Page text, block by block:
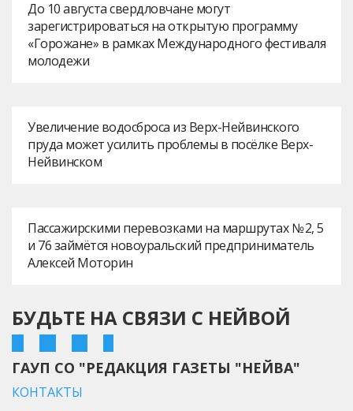
До 10 августа свердловчане могут
зарегистрироваться на открытую программу
«Горожане» в рамках Международного фестиваля
молодежи
Увеличение водосброса из Верх-Нейвинского
пруда может усилить проблемы в посёлке Верх-
Нейвинском
Пассажирскими перевозками на маршрутах № 2, 5
и 76 займётся новоуральский предприниматель
Алексей Моторин
БУДЬТЕ НА СВЯЗИ С НЕЙВОЙ
ГАУП СО "РЕДАКЦИЯ ГАЗЕТЫ "НЕЙВА"
КОНТАКТЫ